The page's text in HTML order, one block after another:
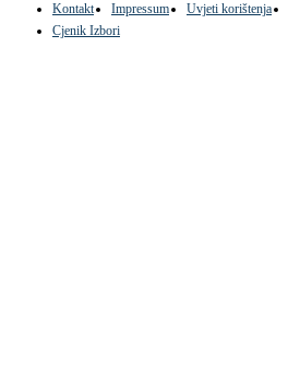
Kontakt Impressum Uvjeti korištenja
Cjenik Izbori